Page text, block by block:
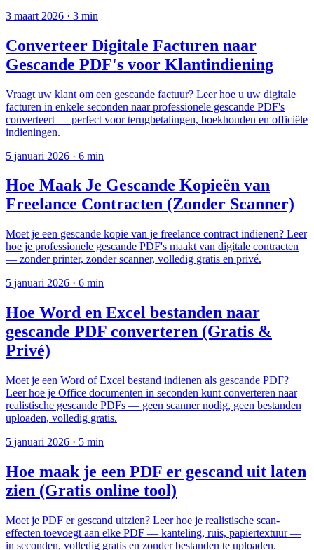
3 maart 2026 · 3 min
Converteer Digitale Facturen naar
Gescande PDF's voor Klantindiening
Vraagt uw klant om een gescande factuur? Leer hoe u uw digitale
facturen in enkele seconden naar professionele gescande PDF's
converteert — perfect voor terugbetalingen, boekhouden en officiële
indieningen.
5 januari 2026 · 6 min
Hoe Maak Je Gescande Kopieën van
Freelance Contracten (Zonder Scanner)
Moet je een gescande kopie van je freelance contract indienen? Leer
hoe je professionele gescande PDF's maakt van digitale contracten
— zonder printer, zonder scanner, volledig gratis en privé.
5 januari 2026 · 6 min
Hoe Word en Excel bestanden naar
gescande PDF converteren (Gratis &
Privé)
Moet je een Word of Excel bestand indienen als gescande PDF?
Leer hoe je Office documenten in seconden kunt converteren naar
realistische gescande PDFs — geen scanner nodig, geen bestanden
uploaden, volledig gratis.
5 januari 2026 · 5 min
Hoe maak je een PDF er gescand uit laten
zien (Gratis online tool)
Moet je PDF er gescand uitzien? Leer hoe je realistische scan-
effecten toevoegt aan elke PDF — kanteling, ruis, papiertextuur —
in seconden, volledig gratis en zonder bestanden te uploaden.